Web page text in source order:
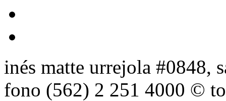
inés matte urrejola #0848,
fono (562) 2 251 4000 ©